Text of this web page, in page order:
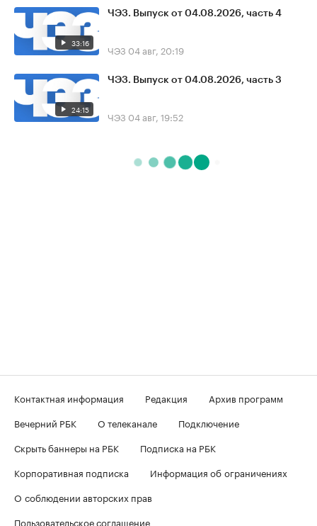
33:16
ЧЭЗ. Выпуск от 04.08.2026, часть 4
ЧЭЗ 04 авг, 20:19
24:15
ЧЭЗ. Выпуск от 04.08.2026, часть 3
ЧЭЗ 04 авг, 19:52
Контактная информация Редакция
Архив программ
Вечерний РБК
О телеканале
Подключение
Скрыть баннеры на РБК
Подписка на РБК
Корпоративная подписка
Информация об ограничениях
О соблюдении авторских прав
Пользовательское соглашение